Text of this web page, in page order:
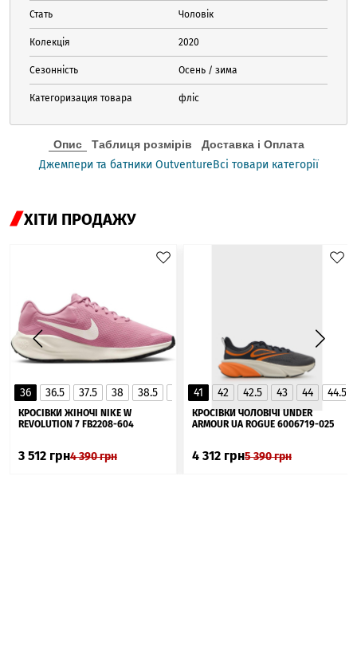
Стать Чоловік
Колекція 2020
Сезонність Осень / зима
Категоризация товара фліс
Опис Таблиця розмірів Доставка і Оплата
Джемпери та батники OutventureВсі товари категорії
ХІТИ ПРОДАЖУ
36 36.5 37.5 38 38.5 40 40.5
41
▲
КРОСІВКИ ЖІНОЧІ NIKE W
REVOLUTION 7 FB2208-604
3 512 грн4 390грн
41 42 42.5 43 44 44.5
КРОСІВКИ ЧОЛОВІЧІ UNDER
ARMOUR UA ROGUE 6006719-025
4 312 грн5 390грн